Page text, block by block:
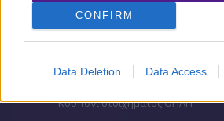
CONFIRM
Data Deletion Data Access
Βαθμολογίες Γαλλίας-League 1
ΣΤΟΙΧΗΜΑ
Κουπόνι στοιχήματος ΟΠΑΠ